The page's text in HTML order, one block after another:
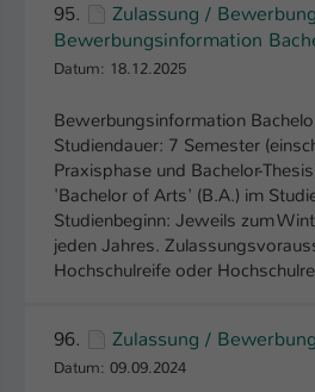
95.
Zulassung /
Bewerbungsinformation
Datum: 18.12.2025
Bewerbungsinformation
Studiendauer: 7 Semester
Praxisphase und Bachelor-
'Bachelor of Arts' (B.A.) im
Studienbeginn: Jeweils zum
jeden Jahres.
Hochschulreife oder
96. Zulassung /
Datum: 09.09.2024